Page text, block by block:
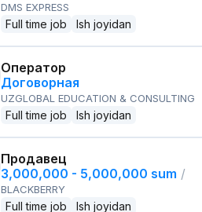
DMS EXPRESS
Full time job Ish joyidan
Оператор
Договорная
UZGLOBAL EDUCATION & CONSULTING
Full time job Ish joyidan
Продавец
3,000,000 - 5,000,000 sum /
BLACKBERRY
Full time job Ish joyidan